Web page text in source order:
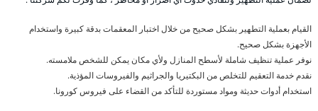
القيام بعملية التطهير بشكل صحيح من خلال اختبار المعقمات بدقة كبيرة واستخدام
الأجهزة بشكل صحيح.
نوفر عملية تنظيف شاملة لأسطح المنازل ولأي مكان يمكن للشخص ملامسته.
نقدم خدمة التعقيم للتخلص من البكتيريا والجراثيم والفيروسات المؤذية.
استخدام أدوات حديثة ومواد مستوردة للتأكد من القضاء على فيروس كورونا.